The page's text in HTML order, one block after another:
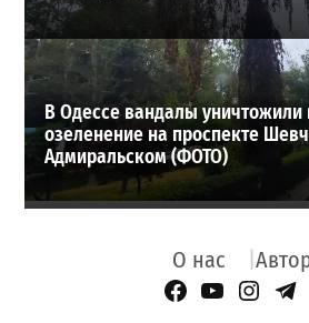
В Одессе вандалы уничтожили
озеленение на проспекте
Адмиральском (ФОТО)
О нас
Facebook Page
YouTube